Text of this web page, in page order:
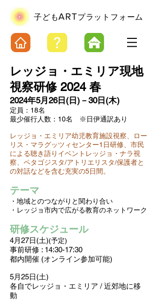
​子どもARTプラットフォーム
レッジョ・エミリア現地
視察研修 2024 春
2024年5月26日(日)－30日(木)
定員：18名
最少催行人数：10名 ※日伊通訳あり
レッジョ・エミリア幼児教育施設視察、ロー
リス・マラグッツィセンター1日研修、市民
による聴き語りイベントレッジョ・ナラ視
察、ペタゴジスタ/アトリエリスタ/保護者と
の対話などを含む充実の5日間。
テーマ
・地域とのつながりと関わり合い
・レッジョ市内で広がる教育のネットワーク
研修スケジュール
4月27日(土)(予定)
事前研修 : 14:30-17:30
都内開催 (オンライン参加可能)
5月25日(土)
各自でレッジョ・エミリア / 近郊地に移
動